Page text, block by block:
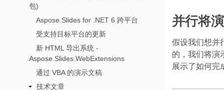
包)
Aspose.Slides for .NET 6 跨平台
受支持目标平台的更新
新 HTML 导出系统 -
Aspose.Slides.WebExtensions
通过 VBA 的演示文稿
技术文章
并行将
假设我们想并
的，我们将演
展示了如何完